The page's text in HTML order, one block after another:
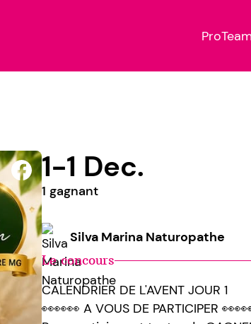
Pro
1-1 Dec.
1 gagnant
Silva Marina Naturopathe
Le concours
CALENDRIER DE L'AVENT JOUR 1
👀👀👀 A VOUS DE PARTICIPER